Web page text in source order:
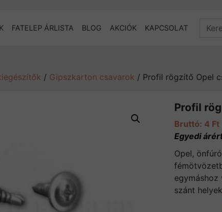
FATELEP ÁRLISTA BLOG AKCIÓK KAPCSOLAT Search
/ Gipszkarton csavarok / Profil rögzítő Opel
Profil
4 Ft
Opel,
egymáshoz
szánt